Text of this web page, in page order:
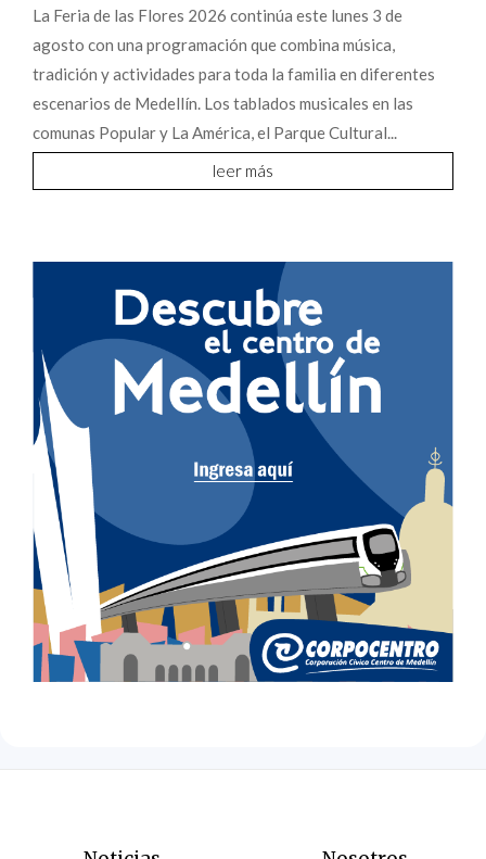
La Feria de las Flores 2026 continúa este lunes 3 de
agosto con una programación que combina música,
tradición y actividades para toda la familia en diferentes
escenarios de Medellín. Los tablados musicales en las
comunas Popular y La América, el Parque Cultural...
leer más